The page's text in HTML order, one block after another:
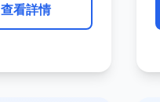
查看詳情